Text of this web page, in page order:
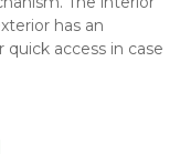
has an
access in case